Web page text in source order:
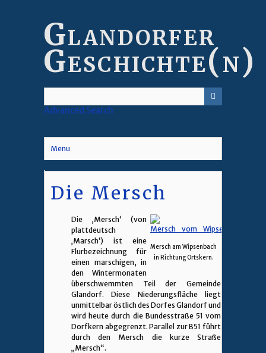
Glandorfer
Geschichte(n)
Advanced Search
Menu
Die Mersch
Mersch am Wipsenbach
in Richtung Ortskern.
Die ‚Mersch‘ (von
plattdeutsch
‚Marsch‘) ist eine
Flurbezeichnung für
einen marschigen, in
den Wintermonaten
überschwemmten Teil der Gemeinde
Glandorf. Diese Niederungsfläche liegt
unmittelbar östlich des Dorfes Glandorf und
wird heute durch die Bundesstraße 51 vom
Dorfkern abgegrenzt. Parallel zur B51 führt
durch den Mersch die kurze Straße
„Mersch“.